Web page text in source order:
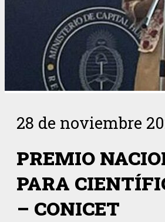
28 de noviembre
PREMIO
PARA
– CONICET